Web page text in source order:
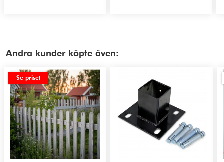
Andra kunder köpte även:
Se priset